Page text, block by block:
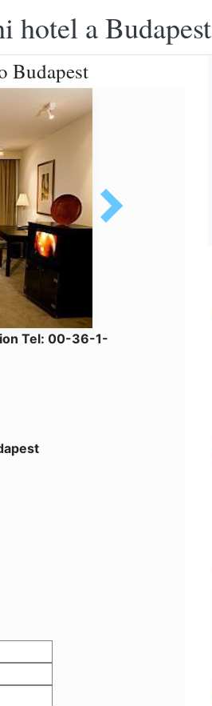
a Budapest
Budapest
Tel: 00-36-1-